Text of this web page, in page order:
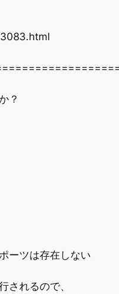
？
ツは存在しない
れるので、